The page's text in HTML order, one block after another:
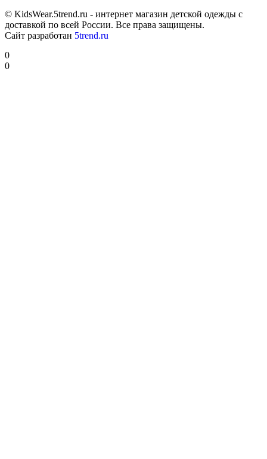
© KidsWear.5trend.ru - интернет магазин детской одежды с
доставкой по всей России. Все права защищены.
Сайт разработан 5trend.ru
0
0